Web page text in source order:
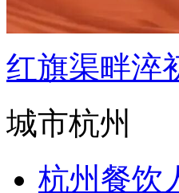
红旗渠畔淬
城市杭州
杭州餐饮